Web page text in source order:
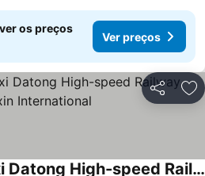
os preços
Ver preços
Partilhar
Vienna Hotel Shanxi Datong High-speed Railway Dongxin International